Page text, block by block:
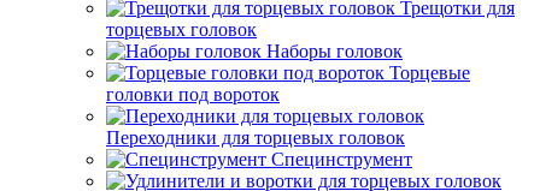
Трещотки для
торцевых головок
Наборы головок
Торцевые
головки под вороток
Переходники для торцевых головок
Специнструмент